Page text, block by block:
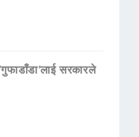
सरकारले